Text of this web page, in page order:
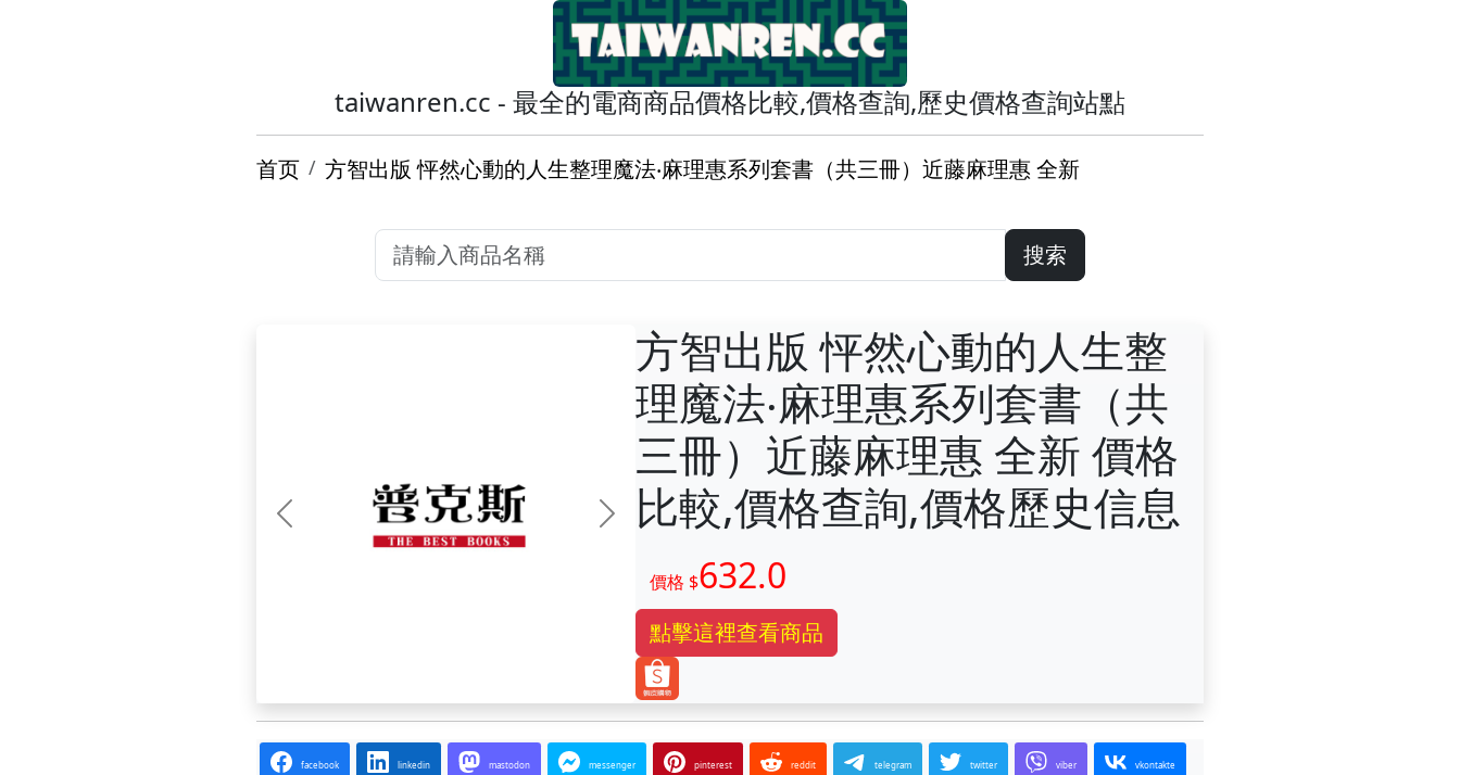
taiwanren.cc - 最全的電商商品價格比較,價格查詢,歷史價格查詢站點
首页 方智出版 怦然心動的人生整理魔法‧麻理惠系列套書（共三冊）近藤麻理惠 全新
搜索
前一张 下一张
方智出版 怦然心動的人生整
理魔法‧麻理惠系列套書（共
三冊）近藤麻理惠 全新 價格
比較,價格查詢,價格歷史信息
價格 $632.0
點擊這裡查看商品
facebook linkedin mastodon messenger pinterest reddit telegram twitter viber vkontakte